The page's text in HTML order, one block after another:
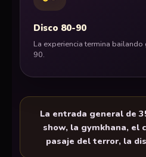
Disco 80-90
La experiencia termina
90.
La entrada general de
show, la gymkhana, el
pasaje del terror, la